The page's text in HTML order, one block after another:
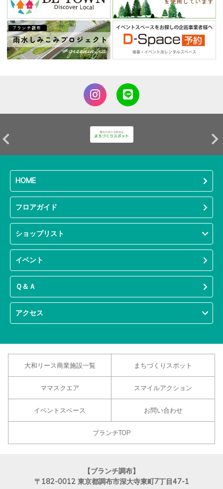
HOME
フロアガイド
ショップリスト
イベント
Ｑ＆Ａ
アクセス
大和リース商業施設一覧 まちづくりスポット
ママスクエア スマイルアクション
イベントスペース お問い合わせ
ブランチTOP
【ブランチ調布】
〒182-0012 東京都調布市深大寺東町7丁目47-1